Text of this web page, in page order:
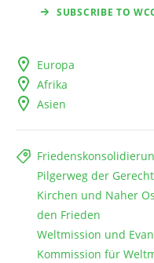
SUBSCRIBE TO
Europa
Afrika
Asien
Pilgerweg der
Kirchen und Naher
den Frieden
Weltmission und
Kommission für